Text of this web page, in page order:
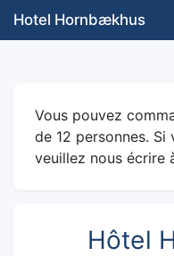
Hotel Hornbækhus
Vous pouvez
de 12 personnes. Si
veuillez nous écrire
Hôtel